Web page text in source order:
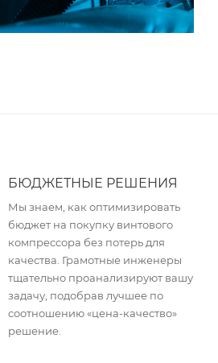
БЮДЖЕТНЫЕ РЕШЕНИЯ
Мы знаем, как оптимизировать
бюджет на покупку винтового
компрессора без потерь для
качества. Грамотные инженеры
тщательно проанализируют вашу
задачу, подобрав лучшее по
соотношению «цена-качество»
решение.